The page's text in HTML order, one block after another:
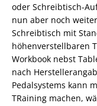
oder Schreibtisch-
nun aber noch
Schreibtisch mit
höhenverstellbaren
Workbook nebst
nach
Pedalsystems kann
TRaining machen,